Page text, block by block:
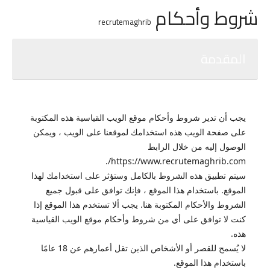
شروط وأحكام recrutemaghrib
يجب أن تدير شروط وأحكام موقع الويب القياسية هذه المكتوبة
على صفحة الويب هذه استخدامك لموقعنا على الويب ، ويمكن
الوصول إليه من خلال الرابط
https://www.recrutemaghrib.com/.
سيتم تطبيق هذه الشروط بالكامل وستؤثر على استخدامك لهذا
الموقع. باستخدام هذا الموقع ، فإنك توافق على قبول جميع
الشروط والأحكام المكتوبة هنا. يجب ألا تستخدم هذا الموقع إذا
كنت لا توافق على أي من شروط وأحكام موقع الويب القياسية
هذه.
لا يُسمح للقصر أو الأشخاص الذين تقل أعمارهم عن 18 عامًا
باستخدام هذا الموقع.